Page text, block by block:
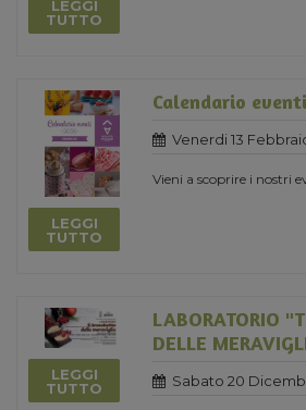
LEGGI
TUTTO
LEGGI
TUTTO
Calendario
Venerdi 13
Vieni a scoprire i nostri
LEGGI
TUTTO
LABORATORIO
DELLE
Sabato 20